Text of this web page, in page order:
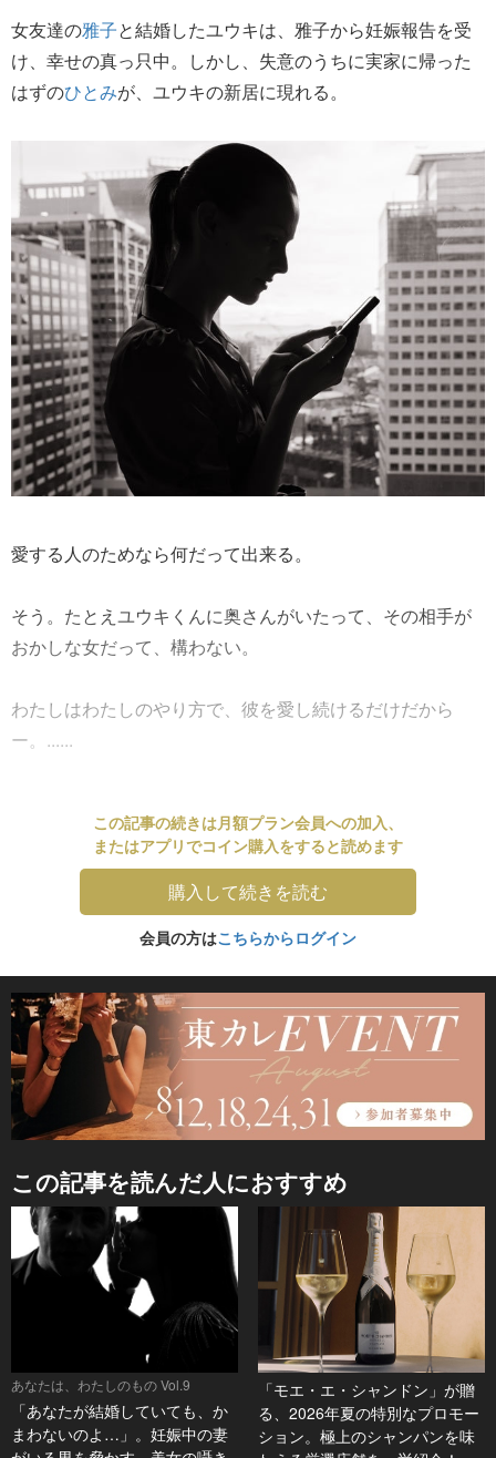
女友達の雅子と結婚したユウキは、雅子から妊娠報告を受
け、幸せの真っ只中。しかし、失意のうちに実家に帰った
はずのひとみが、ユウキの新居に現れる。
愛する人のためなら何だって出来る。
そう。たとえユウキくんに奥さんがいたって、その相手が
おかしな女だって、構わない。
わたしはわたしのやり方で、彼を愛し続けるだけだから
ー。......
この記事の続きは月額プラン会員への加入、
またはアプリでコイン購入をすると読めます
購入して続きを読む
会員の方はこちらからログイン
この記事を読んだ人におすすめ
あなたは、わたしのもの Vol.9
「あなたが結婚していても、か
まわないのよ…」。妊娠中の妻
「モエ・エ・シャンドン」が贈
る、2026年夏の特別なプロモー
ション。極上のシャンパンを味